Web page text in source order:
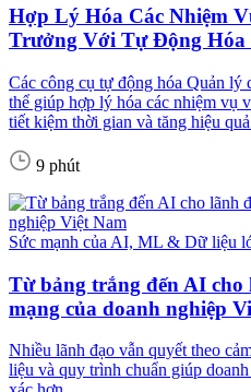
Hợp Lý Hóa Các Nhiệm
Trưởng Với Tự Động Hóa
Các công cụ tự động hóa Quản lý
thể giúp hợp lý hóa các nhiệm vụ
tiết kiệm thời gian và tăng hiệu
9 phút
Sức mạnh của AI, ML & Dữ liệu
Từ bảng trắng đến AI cho
mạng của doanh nghiệp
Nhiều lãnh đạo vẫn quyết theo
liệu và quy trình chuẩn giúp